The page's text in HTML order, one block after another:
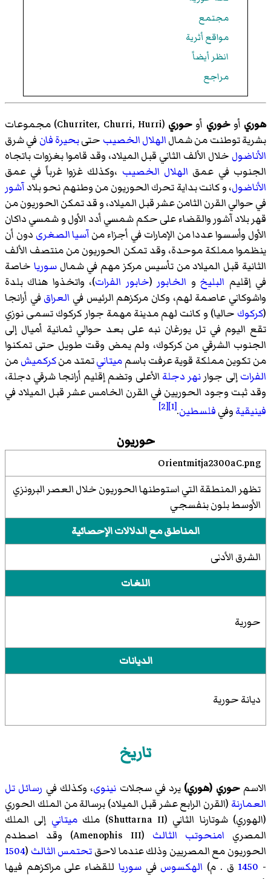
مجتمع
مواقع أثرية
انظر أيضاً
مراجع
هوري أوخوري أو حوري
(Churriter, Churri, Hurri) مجموعات
بشرية توطنت من شمالالهلال الخصيب حتىبحيرة فانفي شرق
الأناضول خلال الألف الثاني قبل الميلاد، وقد قاموا بغزوات باتجاه
الجنوب في عمق الهلال الخصيب ،وكذلك غزوا غرباً في عمق
الأناضول، و كانت بداية تحرك الحوريون من وطنهم نحو بلادآشور
في حواليالقرن الثامن عشر قبل الميلاد، و قد تمكن الحوريون من
قهربلاد آشوروالقضاء على حكمشمسي أدد الأولوشمسي داكان
الأول وأسسوا عددا من الإمارات في أجزاء منآسيا الصغرى دون أن
ينظموا مملكة موحدة، وقد تمكن الحوريون من منتصف الألف
الثانية قبل الميلاد من تأسيس مركز مهم في شمالسوريا خاصة
في إقليم البليخو الخابور (خابور الفرات)، واتخذوا هناك بلدة
واشوكاني عاصمة لهم، وكان مركزهم الرئيس في العراقفي أرانجا
(كركوك حاليا) و كانت لهم مدينة مهمة جوار كركوك تسمى نوزي
تقع اليوم في تل يورغان نبه على بعد حوالي ثمانية أميال إلى
الجنوب الشرقي من كركوك، ولم يمض وقت طويل حتى تمكنوا
من تكوين مملكة قوية عرفت باسمميتانيتمتد منكركميشمن
الفراتإلى جوارنهر دجلة الأعلى وتضم إقليم أرانجا شرقي دجلة،
وقد ثبت وجود الحوريين في القرن الخامس عشر قبل الميلادفي
فينيقيةوفيفلسطين.
[1]
[2]
حوريون
Orientmitja2300aC.png
تظهر المنطقة التي استوطنها الحوريون خلال العصر البرونزي
الأوسط بلون بنفسجي
المناطق مع الدلالات الإحصائية
الشرق الأدنى
اللغات
حورية
الديانات
ديانة حورية
تاريخ
الاسمحوري (هوري) يرد في سجلات نينوى، وكذلك في رسائل تل
العمارنة (القرن الرابع عشر قبل الميلاد) برسالة من الملك الحوري
(الهوري)شوتارنا الثاني (Shuttarna II) ملك ميتاني إلى الملك
المصري امنحوتب الثالث
(Amenophis III) وقد اصطدم
الحوريون مع المصريين وذلك عندما لاحقتحتمس الثالث (
1504
-
1450 ق . م) الهكسوس فيسوريا للقضاء على مراكزهم فيها